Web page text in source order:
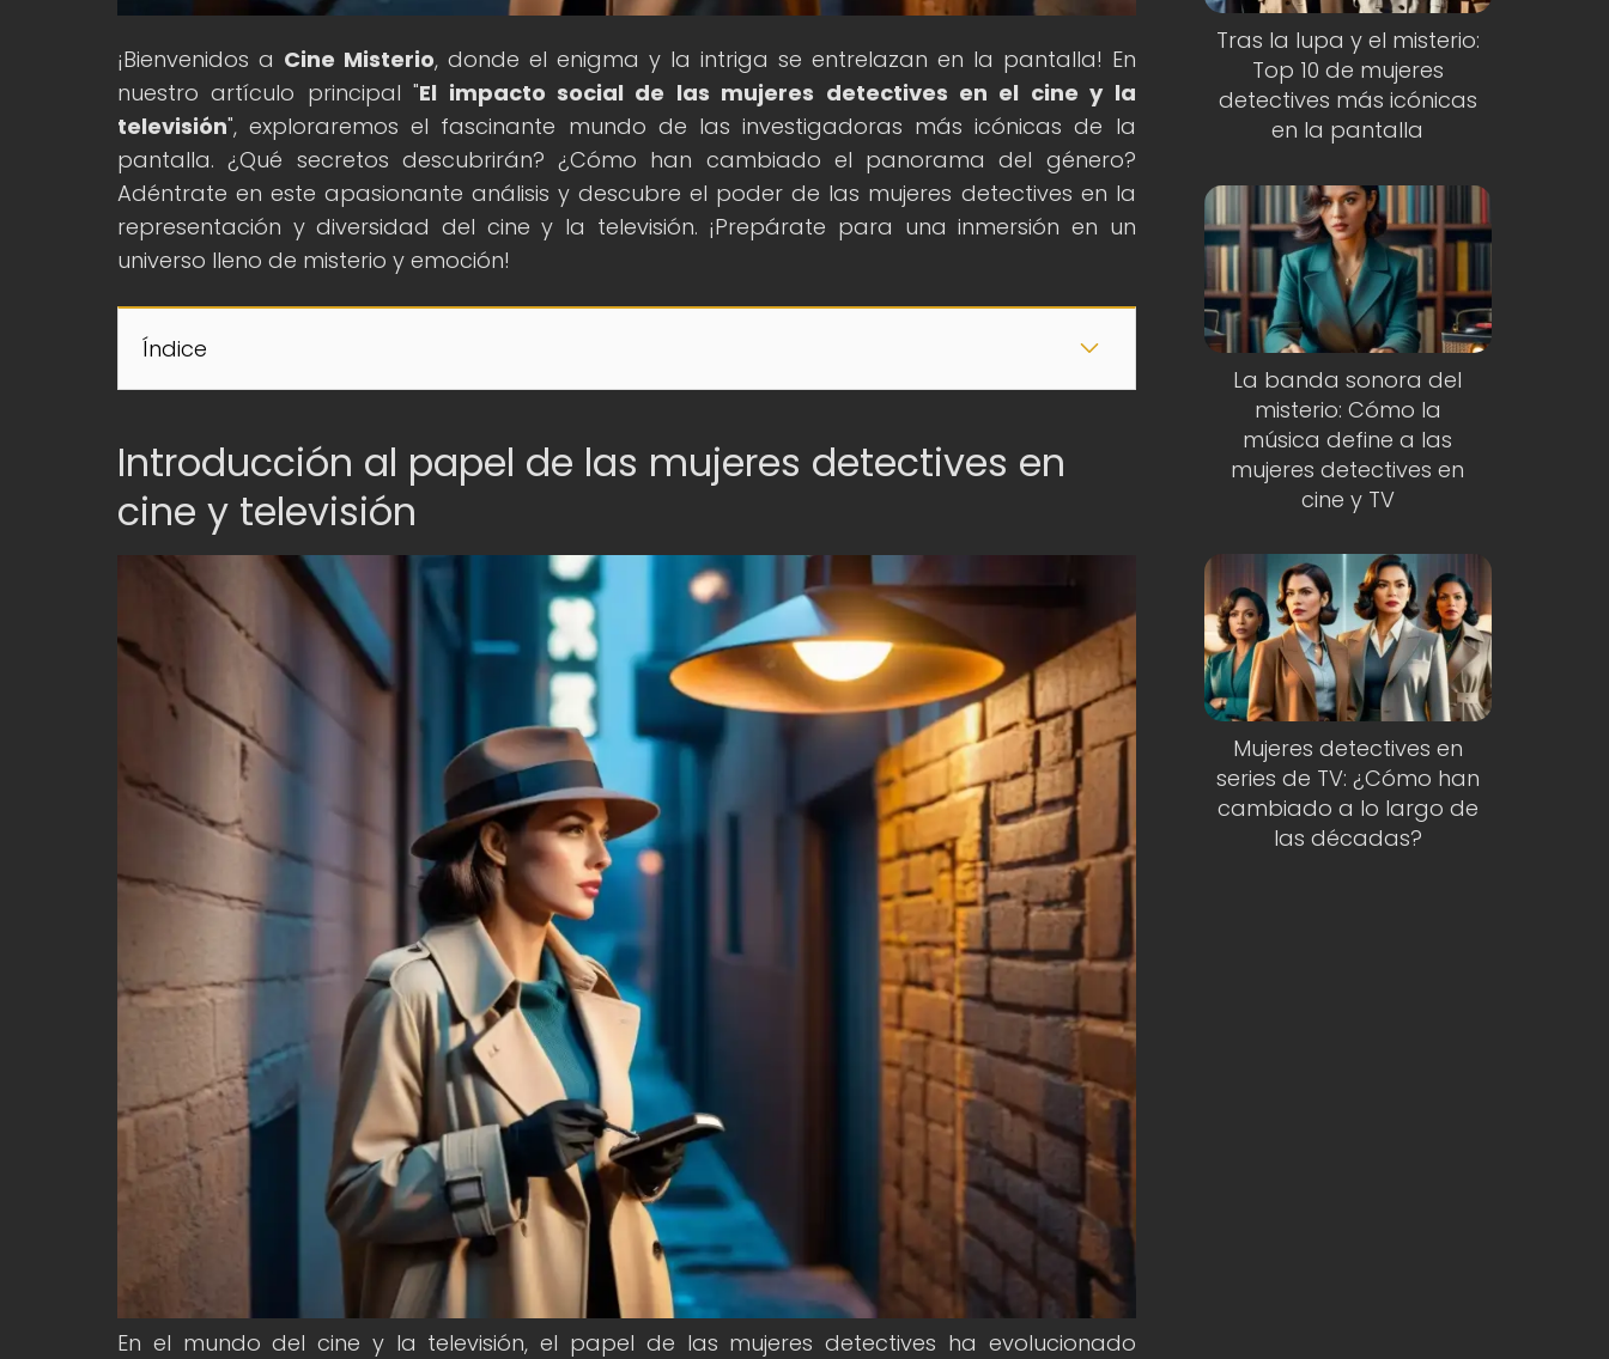
¡Bienvenidos a Cine Misterio, donde el enigma y la intriga se entrelazan en la pantalla! En
nuestro artículo principal "El impacto social de las mujeres detectives en el cine y la
televisión", exploraremos el fascinante mundo de las investigadoras más icónicas de la
pantalla. ¿Qué secretos descubrirán? ¿Cómo han cambiado el panorama del género?
Adéntrate en este apasionante análisis y descubre el poder de las mujeres detectives en la
representación y diversidad del cine y la televisión. ¡Prepárate para una inmersión en un
universo lleno de misterio y emoción!
Índice
Introducción al papel de las mujeres detectives en
cine y televisión
En el mundo del cine y la televisión, el papel de las mujeres detectives ha evolucionado
Tras la lupa y el misterio:
Top 10 de mujeres
detectives más icónicas
en la pantalla
La banda sonora del
misterio: Cómo la
música define a las
mujeres detectives en
cine y TV
Mujeres detectives en
series de TV: ¿Cómo han
cambiado a lo largo de
las décadas?